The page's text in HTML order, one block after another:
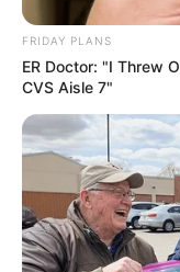
धोखा पर
hilarious
FRIDAY PLANS
ER Doctor: "I Threw
CVS Aisle 7"